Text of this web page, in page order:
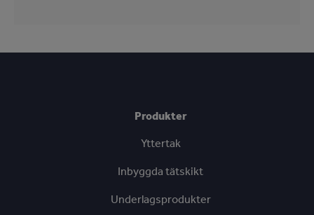
Produkter
Yttertak
Inbyggda tätskikt
Underlagsprodukter